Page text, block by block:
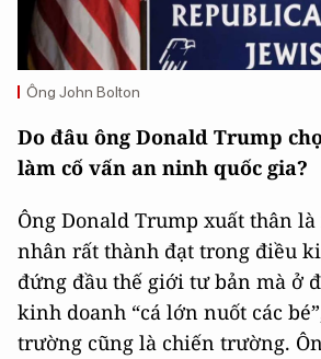
Ông John Bolton
Do đâu ông Donald Trump
làm cố vấn an ninh quốc gia?
Ông Donald Trump xuất thân
nhân rất thành đạt trong điều
đứng đầu thế giới tư bản mà ở
kinh doanh “cá lớn nuốt các
trường cũng là chiến trường.